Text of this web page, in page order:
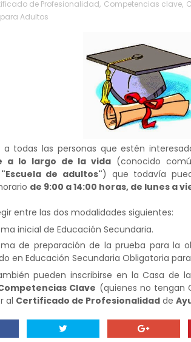
de Profesionalidad, Competencias clave,
Adultos
a todas las personas que estén
a lo largo de la vida (conocido
"Escuela de adultos") que todavía
de 9:00 a 14:00 horas, de lunes a
entre las dos modalidades siguientes:
inicial de Educación Secundaria.
de preparación de la prueba para la
en Educación Secundaria Obligatoria
pueden inscribirse en la Casa de
Clave (quienes no tengan
al Certificado de Profesionalidad de